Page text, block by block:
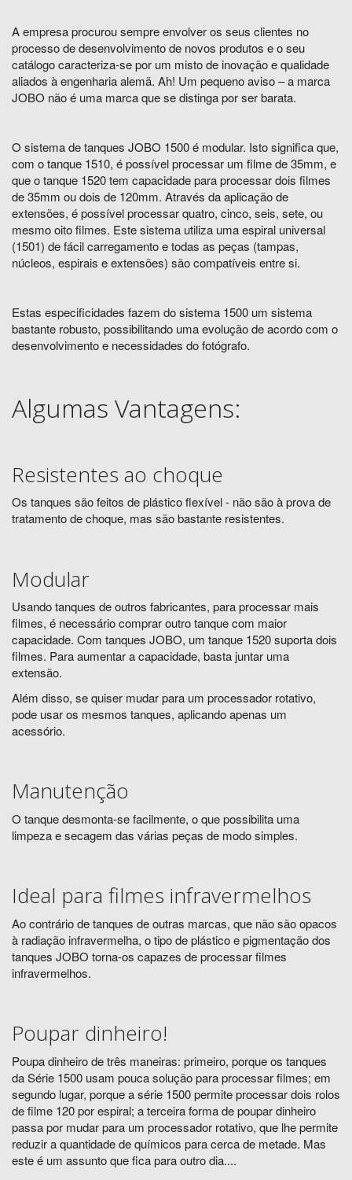
A empresa procurou sempre envolver os seus clientes no
processo de desenvolvimento de novos produtos e o seu
catálogo caracteriza-se por um misto de inovação e qualidade
aliados à engenharia alemã. Ah! Um pequeno aviso – a marca
JOBO não é uma marca que se distinga por ser barata.
O sistema de tanques JOBO 1500 é modular. Isto significa que,
com o tanque 1510, é possível processar um filme de 35mm, e
que o tanque 1520 tem capacidade para processar dois filmes
de 35mm ou dois de 120mm. Através da aplicação de
extensões, é possível processar quatro, cinco, seis, sete, ou
mesmo oito filmes. Este sistema utiliza uma espiral universal
(1501) de fácil carregamento e todas as peças (tampas,
núcleos, espirais e extensões) são compatíveis entre si.
Estas especificidades fazem do sistema 1500 um sistema
bastante robusto, possibilitando uma evolução de acordo com o
desenvolvimento e necessidades do fotógrafo.
Algumas Vantagens:
Resistentes ao choque
Os tanques são feitos de plástico flexível - não são à prova de
tratamento de choque, mas são bastante resistentes.
Modular
Usando tanques de outros fabricantes, para processar mais
filmes, é necessário comprar outro tanque com maior
capacidade. Com tanques JOBO, um tanque 1520 suporta dois
filmes. Para aumentar a capacidade, basta juntar uma
extensão.
Além disso, se quiser mudar para um processador rotativo,
pode usar os mesmos tanques, aplicando apenas um
acessório.
Manutenção
O tanque desmonta-se facilmente, o que possibilita uma
limpeza e secagem das várias peças de modo simples.
Ideal para filmes infravermelhos
Ao contrário de tanques de outras marcas, que não são opacos
à radiação infravermelha, o tipo de plástico e pigmentação dos
tanques JOBO torna-os capazes de processar filmes
infravermelhos.
Poupar dinheiro!
Poupa dinheiro de três maneiras: primeiro, porque os tanques
da Série 1500 usam pouca solução para processar filmes; em
segundo lugar, porque a série 1500 permite processar dois rolos
de filme 120 por espiral; a terceira forma de poupar dinheiro
passa por mudar para um processador rotativo, que lhe permite
reduzir a quantidade de químicos para cerca de metade. Mas
este é um assunto que fica para outro dia....